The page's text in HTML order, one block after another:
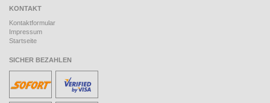
KONTAKT
Kontaktformular
Impressum
Startseite
SICHER BEZAHLEN